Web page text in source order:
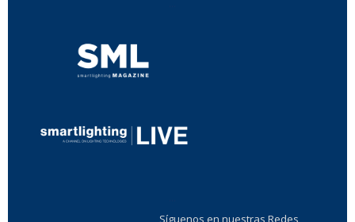
Síguenos en nuestras Redes